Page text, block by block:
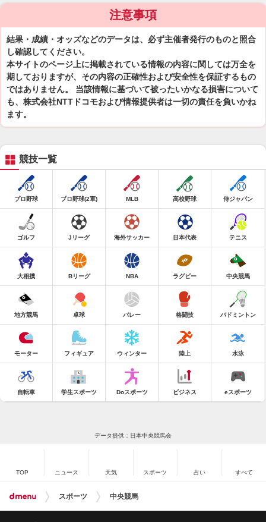
注意事項
結果・成績・オッズなどのデータは、必ず主催者発行のものと照合
し確認してください。
本サイトのページ上に掲載されている情報の内容に関しては万全を
期しておりますが、その内容の正確性および安全性を保証するもの
ではありません。 当該情報に基づいて被ったいかなる損害について
も、株式会社NTTドコモおよび情報提供者は一切の責任を負いかね
ます。
競技一覧
プロ野球 プロ野球(2軍) MLB 高校野球 侍ジャパン
ゴルフ Jリーグ 海外サッカー 日本代表 テニス
大相撲 Bリーグ NBA ラグビー 中央競馬
地方競馬 卓球 バレー 格闘技 バドミントン
モーター フィギュア ウィンター 陸上 水泳
自転車 学生スポーツ Doスポーツ ビジネス eスポーツ
データ提供：日本中央競馬会
TOP ニュース 天気 スポーツ 占い すべて
スポーツ 中央競馬